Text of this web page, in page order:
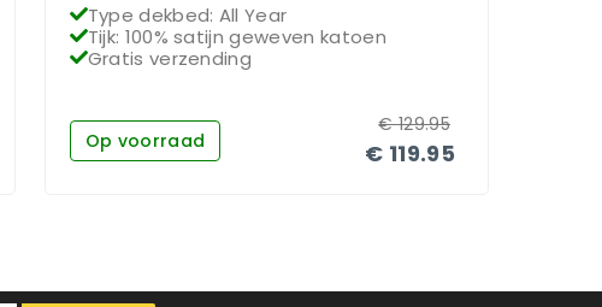
Type dekbed: All Year
Tijk: 100% satijn geweven katoen
Gratis verzending
Op voorraad € 119.95
€129.95